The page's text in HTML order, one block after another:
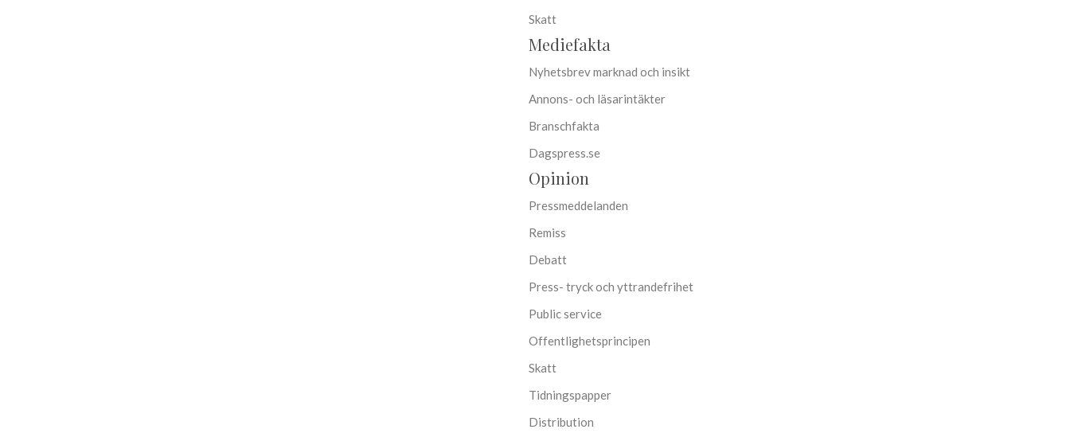
Skatt
Mediefakta
Nyhetsbrev marknad och insikt
Annons- och läsarintäkter
Branschfakta
Dagspress.se
Opinion
Pressmeddelanden
Remiss
Debatt
Press- tryck och yttrandefrihet
Public service
Offentlighetsprincipen
Skatt
Tidningspapper
Distribution